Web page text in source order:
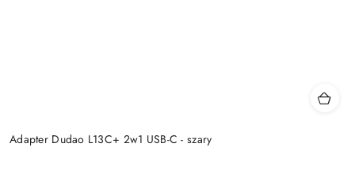
Adapter Dudao L13C+ 2w1 USB-C - szary